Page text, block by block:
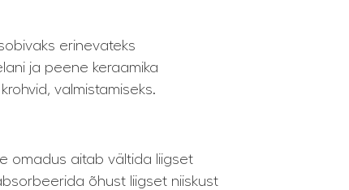
erinevateks
ja peene keraamika
valmistamiseks.
omadus aitab vältida liigset
õhust liigset niiskust